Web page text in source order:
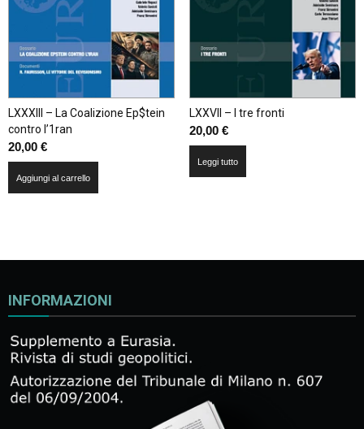
LXXXIII – La Coalizione Ep$tein
contro l’1ran
20,00 €
Aggiungi al carrello
LXXVII – I tre fronti
20,00 €
Leggi tutto
INFORMAZIONI